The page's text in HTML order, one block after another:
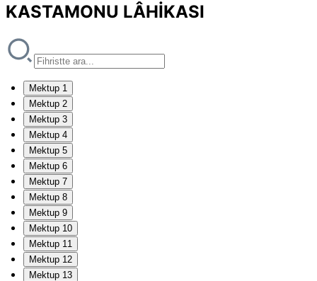
KASTAMONU LÂHİKASI
Mektup 1
Mektup 2
Mektup 3
Mektup 4
Mektup 5
Mektup 6
Mektup 7
Mektup 8
Mektup 9
Mektup 10
Mektup 11
Mektup 12
Mektup 13